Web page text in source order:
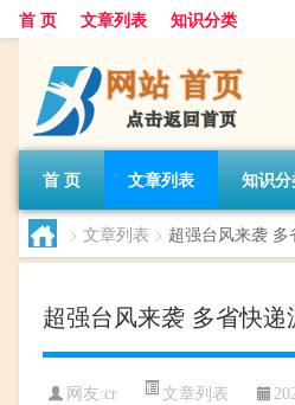
首 页 文章列表 知识分类
首 页 文章列表 知识
> 文章列表 > 超强台风来袭
超强台风来袭 多省快
网友:cr 文章列表